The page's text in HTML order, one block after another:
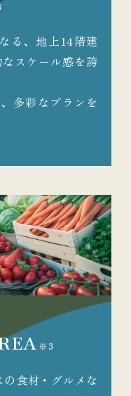
る、地上14階建
スケール感を誇
多彩なプランを
※3
食材・グルメな